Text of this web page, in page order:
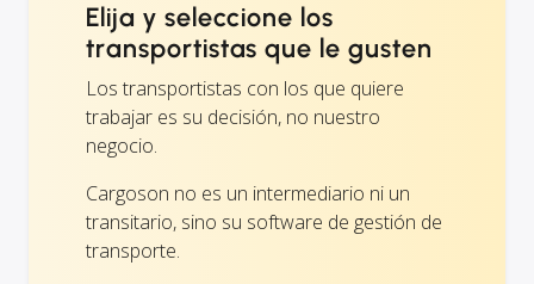
Elija y seleccione los
transportistas que le gusten
Los transportistas con los que quiere
trabajar es su decisión, no nuestro
negocio.
Cargoson no es un intermediario ni un
transitario, sino su software de gestión de
transporte.